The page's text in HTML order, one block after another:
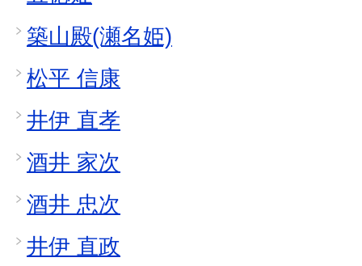
築山殿(瀬名姫)
松平 信康
井伊 直孝
酒井 家次
酒井 忠次
井伊 直政